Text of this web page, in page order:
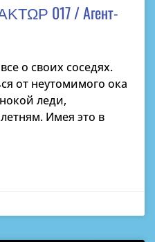
017 / Агент-
о своих соседях.
от неутомимого ока
леди,
Имея это в